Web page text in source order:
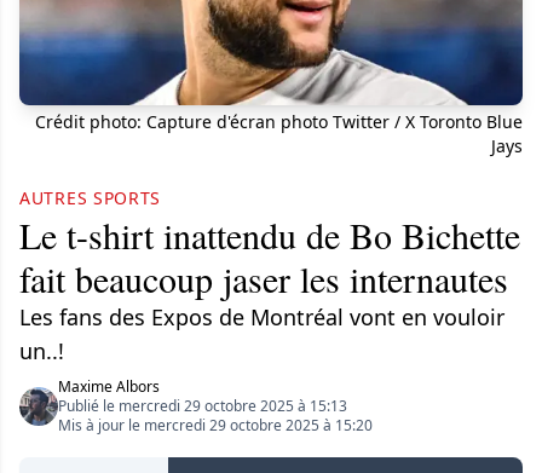
Crédit photo: Capture d'écran photo Twitter / X Toronto Blue
Jays
AUTRES SPORTS
Le t-shirt inattendu de Bo Bichette
fait beaucoup jaser les internautes
Les fans des Expos de Montréal vont en vouloir
un..!
Maxime Albors
Publié le mercredi 29 octobre 2025 à 15:13
Mis à jour le mercredi 29 octobre 2025 à 15:20